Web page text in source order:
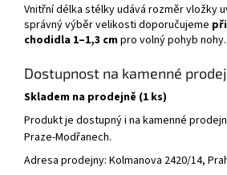
Vnitřní délka stélky udává rozměr vložky
správný výběr velikosti doporučujeme
chodidla 1–1,3 cmpro volný pohyb nohy.
Dostupnost na kamenné
Skladem na prodejně (1 ks)
Produkt je dostupný i na kamenné
Praze-Modřanech.
Adresa prodejny: Kolmanova 2420/14,